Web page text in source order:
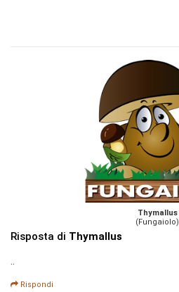
Thymallus
(Fungaiolo)
Risposta di Thymallus
..
Rispondi